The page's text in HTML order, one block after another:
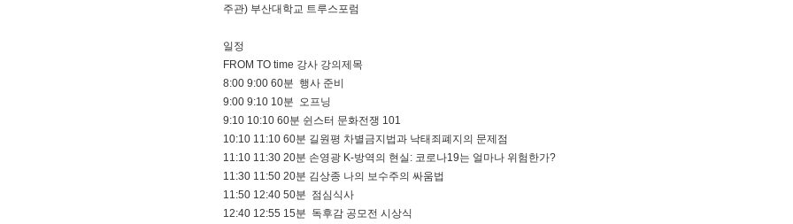
주관) 부산대학교 트루스포럼
일정
FROM TO time 강사 강의제목
8:00​ 9:00​ 60분 행사 준비
9:00​ 9:10​ 10분 오프닝
9:10​ 10:10​ 60분 쉰스터 문화전쟁 101
10:10​ 11:10​ 60분 길원평 차별금지법과 낙태죄폐지의 문제점
11:10​ 11:30​ 20분 손영광 K-방역의 현실: 코로나19는 얼마나 위험한가?
11:30​ 11:50​ 20분 김상종 나의 보수주의 싸움법
11:50​ 12:40​ 50분 점심식사
12:40​ 12:55​ 15분 독후감 공모전 시상식